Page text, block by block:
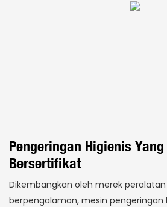
Pengeringan Higienis
Bersertifikat
Dikembangkan oleh merek
berpengalaman, mesin pengeringan